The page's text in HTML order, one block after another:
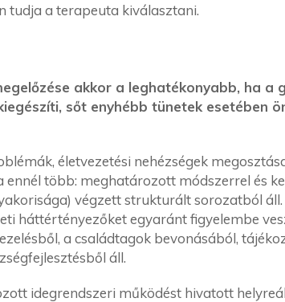
tudja a terapeuta kiválasztani.
akkor a leghatékonyabb, ha a
sőt enyhébb tünetek esetében
életvezetési nehézségek
ennél több: meghatározott módszerrel és
végzett strukturált sorozatból
háttértényezőket egyaránt figyelembe
a családtagok bevonásából,
áll.
idegrendszeri működést hivatott